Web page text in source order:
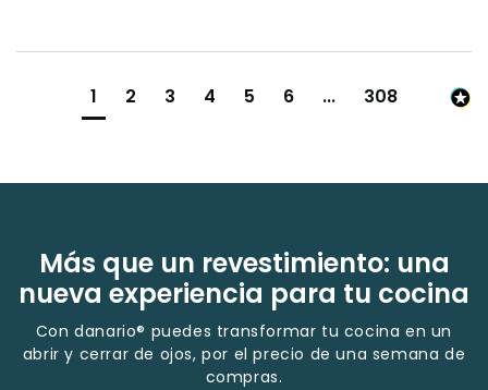
1 2 3 4 5 6 ... 308
Más que un revestimiento: una
nueva experiencia para tu cocina
Con danario® puedes transformar tu cocina en un
abrir y cerrar de ojos, por el precio de una semana de
compras.